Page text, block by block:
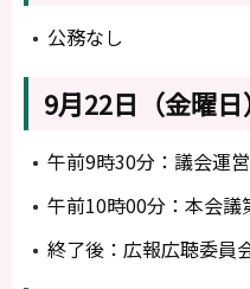
公務なし
9月22日（金曜日
午前9時30分：議会運
午前10時00分：本会議
終了後：広報広聴委員